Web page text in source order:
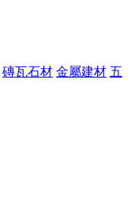
磚瓦石材 金屬建材 五